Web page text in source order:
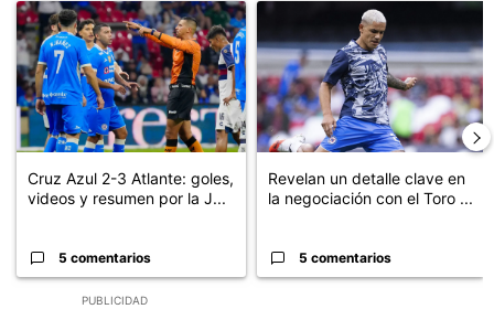
PUBLICIDAD
Un artículo de tendencia con el título "Cruz Azul 2-3 Atlante:
Cruz Azul 2-3 Atlante: goles,
videos y resumen por la J...
5 comentarios
Un artículo de tendencia con
Revelan un detalle clave en
la negociación con el Toro ...
5 comentarios